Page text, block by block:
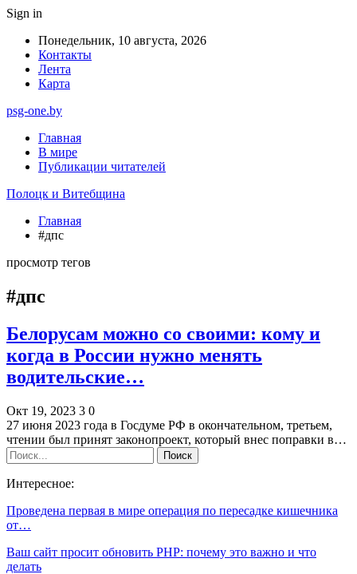
Sign in
Понедельник, 10 августа, 2026
Контакты
Лента
Карта
psg-one.by
Главная
В мире
Публикации читателей
Полоцк и Витебщина
Главная
#дпс
просмотр тегов
#дпс
Белорусам можно со своими: кому и
когда в России нужно менять
водительские…
Окт 19, 2023 3 0
27 июня 2023 года в Госдуме РФ в окончательном, третьем,
чтении был принят законопроект, который внес поправки в…
Интересное:
Проведена первая в мире операция по пересадке кишечника
от…
Ваш сайт просит обновить PHP: почему это важно и что
делать